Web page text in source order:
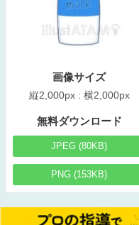
画像サイズ
縦2,000px : 横2,000px
無料ダウンロード
JPEG (80KB)
PNG (153KB)